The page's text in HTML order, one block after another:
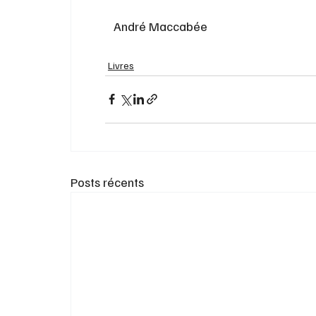
André Maccabée
Livres
Posts récents